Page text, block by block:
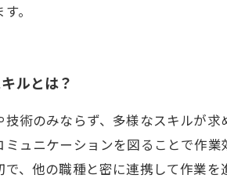
。
ルとは？
術のみならず、多様なスキルが
ュニケーションを図ることで作
、他の職種と密に連携して作業